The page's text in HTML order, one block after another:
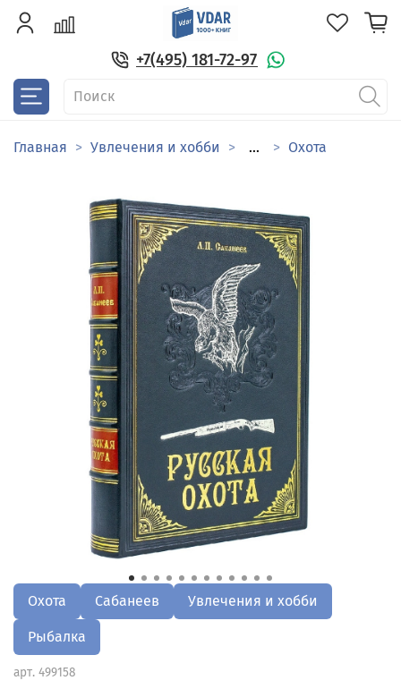
+7(495) 181-72-97
Главная Увлечения и хобби ... Охота
Охота Сабанеев Увлечения и хобби
Рыбалка
арт. 499158